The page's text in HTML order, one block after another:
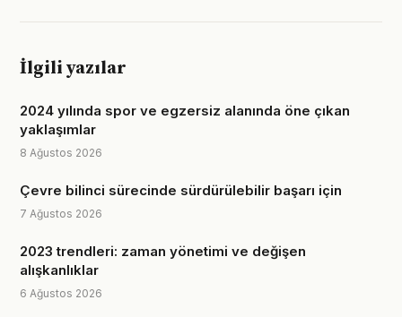
İlgili yazılar
2024 yılında spor ve egzersiz alanında öne çıkan
yaklaşımlar
8 Ağustos 2026
Çevre bilinci sürecinde sürdürülebilir başarı için
7 Ağustos 2026
2023 trendleri: zaman yönetimi ve değişen
alışkanlıklar
6 Ağustos 2026